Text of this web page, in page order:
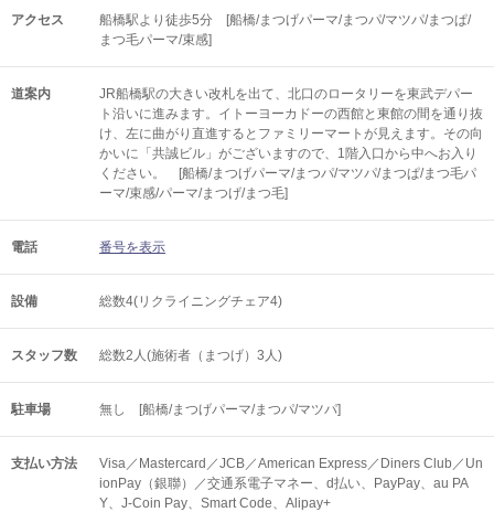
アクセス
船橋駅より徒歩5分 [船橋/まつげパーマ/まつパ/マツパ/まつぱ/
まつ毛パーマ/束感]
道案内
JR船橋駅の大きい改札を出て、北口のロータリーを東武デパー
ト沿いに進みます。イトーヨーカドーの西館と東館の間を通り抜
け、左に曲がり直進するとファミリーマートが見えます。その向
かいに「共誠ビル」がございますので、1階入口から中へお入り
ください。 [船橋/まつげパーマ/まつパ/マツパ/まつぱ/まつ毛パ
ーマ/束感/パーマ/まつげ/まつ毛]
電話 番号を表示
設備 総数4(リクライニングチェア4)
スタッフ数 総数2人(施術者（まつげ）3人)
駐車場 無し [船橋/まつげパーマ/まつパ/マツパ]
支払い方法
Visa／Mastercard／JCB／American Express／Diners Club／Un
ionPay（銀聯）／交通系電子マネー、d払い、PayPay、au PA
Y、J-Coin Pay、Smart Code、Alipay+